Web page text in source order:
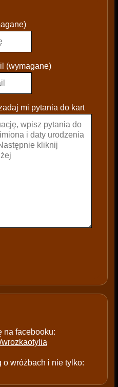
(wymagane)
mi pytania do kart
na facebooku:
wrozkaotylia
o wróżbach i nie tylko: